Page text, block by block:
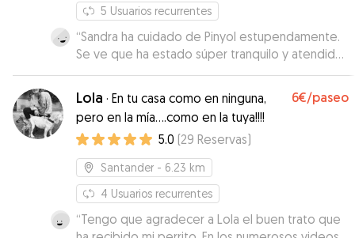
5 Usuarios recurrentes
“Sandra ha cuidado de Pinyol estupendamente.
Se ve que ha estado súper tranquilo y atendido.
Durante todo el tiempo nos ha mandado fotos y
se le veia disfrutando. Gracias!!
Lola · En tu casa como en ninguna,
pero en la mía....como en la tuya!!!!
6€/paseo
5.0 (29 Reservas)
Santander - 6.23 km
4 Usuarios recurrentes
“Tengo que agradecer a Lola el buen trato que